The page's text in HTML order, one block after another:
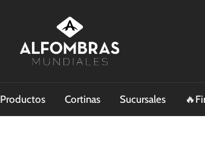
Productos Cortinas Sucursales